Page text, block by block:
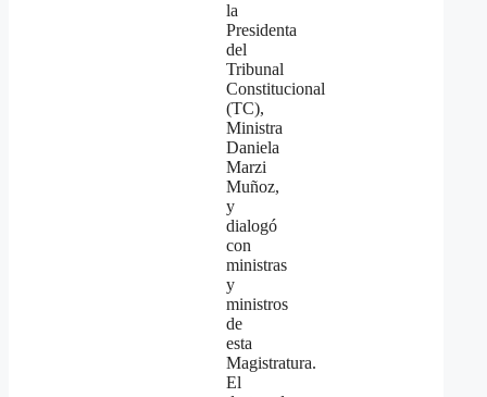
la
Presidenta
del
Tribunal
Constitucional
(TC),
Ministra
Daniela
Marzi
Muñoz,
y
dialogó
con
ministras
y
ministros
de
esta
Magistratura.
El